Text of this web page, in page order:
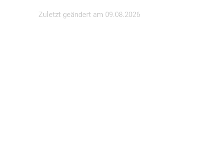
Zuletzt geändert am 09.08.2026